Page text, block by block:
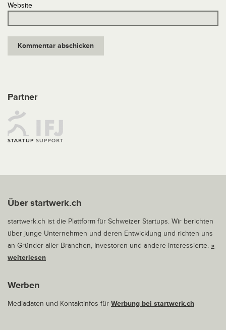
Website
Partner
Über startwerk.ch
startwerk.ch ist die Plattform für Schweizer Startups. Wir berichten
über junge Unternehmen und deren Entwicklung und richten uns
an Gründer aller Branchen, Investoren und andere Interessierte. »
weiterlesen
Werben
Mediadaten und Kontaktinfos für Werbung bei startwerk.ch